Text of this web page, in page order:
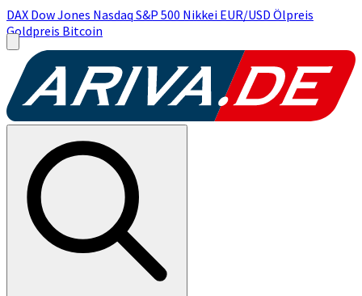
DAX Dow Jones Nasdaq S&P 500 Nikkei EUR/USD Ölpreis
Goldpreis Bitcoin